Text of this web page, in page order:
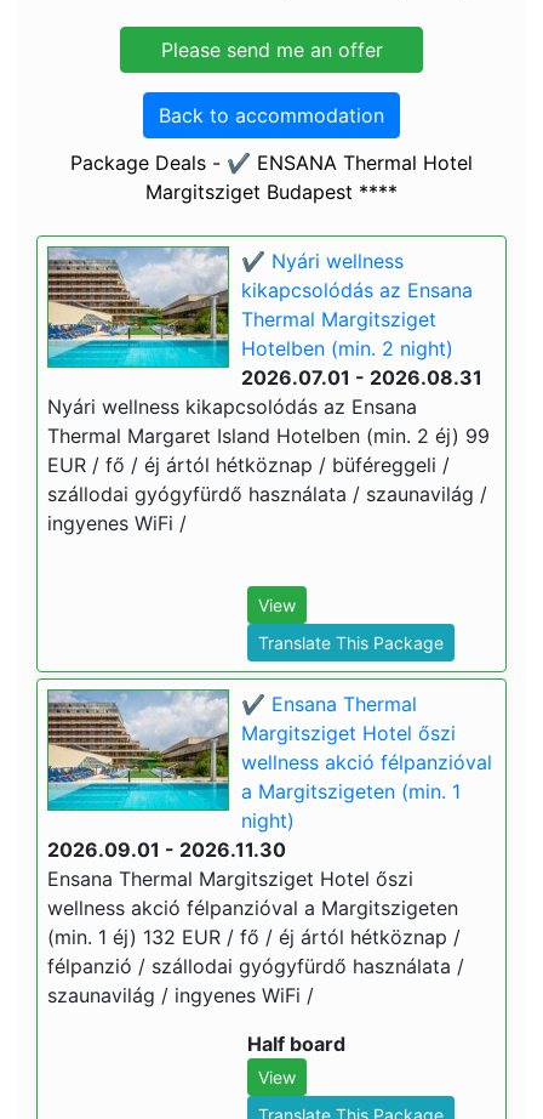
Back to accommodation
Package Deals - ✔️ ENSANA Thermal Hotel
Margitsziget Budapest ****
✔️ Nyári wellness
kikapcsolódás az Ensana
Thermal Margitsziget
Hotelben (min. 2 night)
2026.07.01 - 2026.08.31
Nyári wellness kikapcsolódás az Ensana
Thermal Margaret Island Hotelben (min. 2 éj) 99
EUR / fő / éj ártól hétköznap / büféreggeli /
szállodai gyógyfürdő használata / szaunavilág /
ingyenes WiFi /
View
Translate This Package
✔️ Ensana Thermal
Margitsziget Hotel őszi
wellness akció félpanzióval
a Margitszigeten (min. 1
night)
2026.09.01 - 2026.11.30
Ensana Thermal Margitsziget Hotel őszi
wellness akció félpanzióval a Margitszigeten
(min. 1 éj) 132 EUR / fő / éj ártól hétköznap /
félpanzió / szállodai gyógyfürdő használata /
szaunavilág / ingyenes WiFi /
Half board
View
Translate This Package